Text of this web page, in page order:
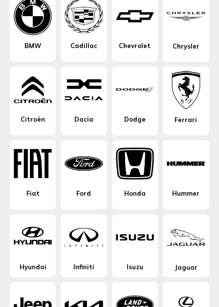
BMW Cadillac Chevrolet Chrysler
Citroën Dacia Dodge Ferrari
Fiat Ford Honda Hummer
Hyundai Infiniti Isuzu Jaguar